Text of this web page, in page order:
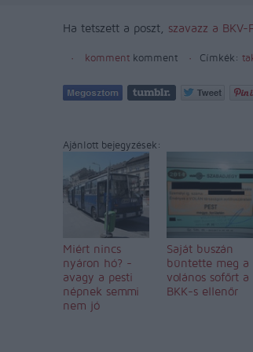
Ha tetszett a poszt, szavazz a
komment komment Címkék:
Ajánlott bejegyzések:
Miért nincs
nyáron hó? -
avagy a pesti
népnek semmi
nem jó
Saját buszán
büntette meg a
volános sofőrt a
BKK-s ellenőr